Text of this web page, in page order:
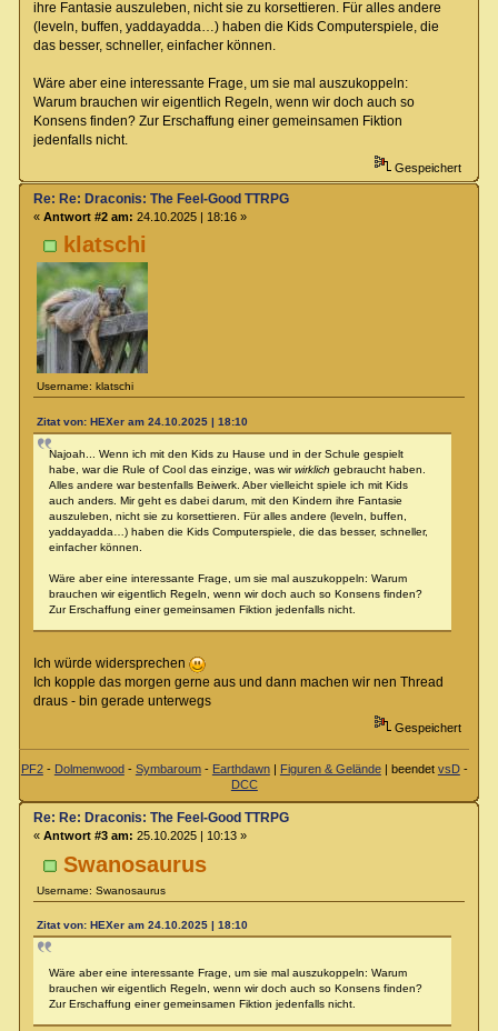
ihre Fantasie auszuleben, nicht sie zu korsettieren. Für alles andere
(leveln, buffen, yaddayadda…) haben die Kids Computerspiele, die
das besser, schneller, einfacher können.
Wäre aber eine interessante Frage, um sie mal auszukoppeln:
Warum brauchen wir eigentlich Regeln, wenn wir doch auch so
Konsens finden? Zur Erschaffung einer gemeinsamen Fiktion
jedenfalls nicht.
Gespeichert
klatschi
Username: klatschi
Re: Re: Draconis: The Feel-Good TTRPG
« Antwort #2 am: 24.10.2025 | 18:16 »
Zitat von: HEXer am 24.10.2025 | 18:10
Najoah... Wenn ich mit den Kids zu Hause und in der Schule gespielt
habe, war die Rule of Cool das einzige, was wirwirklich gebraucht haben.
Alles andere war bestenfalls Beiwerk. Aber vielleicht spiele ich mit Kids
auch anders. Mir geht es dabei darum, mit den Kindern ihre Fantasie
auszuleben, nicht sie zu korsettieren. Für alles andere (leveln, buffen,
yaddayadda…) haben die Kids Computerspiele, die das besser, schneller,
einfacher können.
Wäre aber eine interessante Frage, um sie mal auszukoppeln: Warum
brauchen wir eigentlich Regeln, wenn wir doch auch so Konsens finden?
Zur Erschaffung einer gemeinsamen Fiktion jedenfalls nicht.
Ich würde widersprechen
Ich kopple das morgen gerne aus und dann machen wir nen Thread
draus - bin gerade unterwegs
Gespeichert
PF2- Dolmenwood - Symbaroum- Earthdawn| Figuren & Gelände| beendet vsD-
DCC
Swanosaurus
Username: Swanosaurus
Re: Re: Draconis: The Feel-Good TTRPG
« Antwort #3 am: 25.10.2025 | 10:13 »
Zitat von: HEXer am 24.10.2025 | 18:10
Wäre aber eine interessante Frage, um sie mal auszukoppeln: Warum
brauchen wir eigentlich Regeln, wenn wir doch auch so Konsens finden?
Zur Erschaffung einer gemeinsamen Fiktion jedenfalls nicht.